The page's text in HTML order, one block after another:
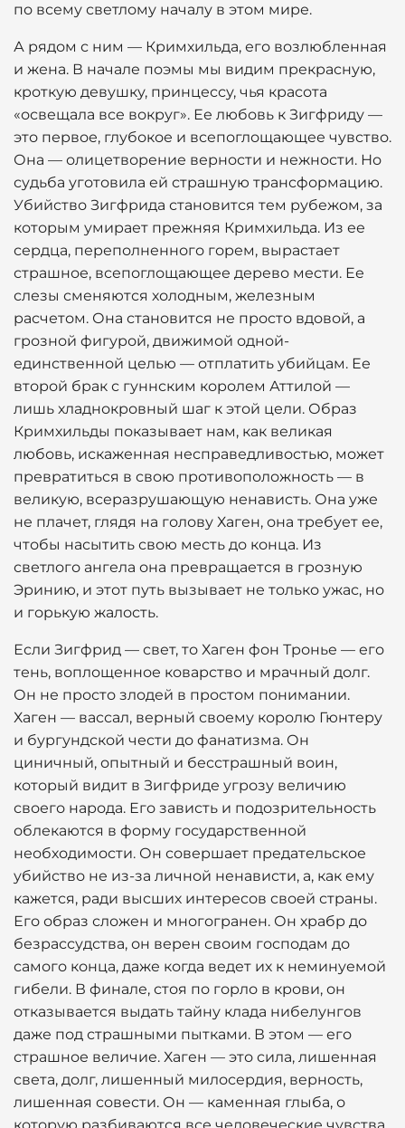
по всему светлому началу в этом мире.
А рядом с ним — Кримхильда, его возлюбленная
и жена. В начале поэмы мы видим прекрасную,
кроткую девушку, принцессу, чья красота
«освещала все вокруг». Ее любовь к Зигфриду —
это первое, глубокое и всепоглощающее чувство.
Она — олицетворение верности и нежности. Но
судьба уготовила ей страшную трансформацию.
Убийство Зигфрида становится тем рубежом, за
которым умирает прежняя Кримхильда. Из ее
сердца, переполненного горем, вырастает
страшное, всепоглощающее дерево мести. Ее
слезы сменяются холодным, железным
расчетом. Она становится не просто вдовой, а
грозной фигурой, движимой одной-
единственной целью — отплатить убийцам. Ее
второй брак с гуннским королем Аттилой —
лишь хладнокровный шаг к этой цели. Образ
Кримхильды показывает нам, как великая
любовь, искаженная несправедливостью, может
превратиться в свою противоположность — в
великую, всеразрушающую ненависть. Она уже
не плачет, глядя на голову Хаген, она требует ее,
чтобы насытить свою месть до конца. Из
светлого ангела она превращается в грозную
Эринию, и этот путь вызывает не только ужас, но
и горькую жалость.
Если Зигфрид — свет, то Хаген фон Тронье — его
тень, воплощенное коварство и мрачный долг.
Он не просто злодей в простом понимании.
Хаген — вассал, верный своему королю Гюнтеру
и бургундской чести до фанатизма. Он
циничный, опытный и бесстрашный воин,
который видит в Зигфриде угрозу величию
своего народа. Его зависть и подозрительность
облекаются в форму государственной
необходимости. Он совершает предательское
убийство не из-за личной ненависти, а, как ему
кажется, ради высших интересов своей страны.
Его образ сложен и многогранен. Он храбр до
безрассудства, он верен своим господам до
самого конца, даже когда ведет их к неминуемой
гибели. В финале, стоя по горло в крови, он
отказывается выдать тайну клада нибелунгов
даже под страшными пытками. В этом — его
страшное величие. Хаген — это сила, лишенная
света, долг, лишенный милосердия, верность,
лишенная совести. Он — каменная глыба, о